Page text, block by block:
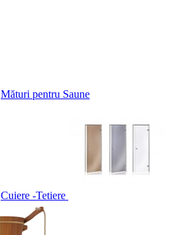
Mături pentru Saune
Cuiere -Tetiere